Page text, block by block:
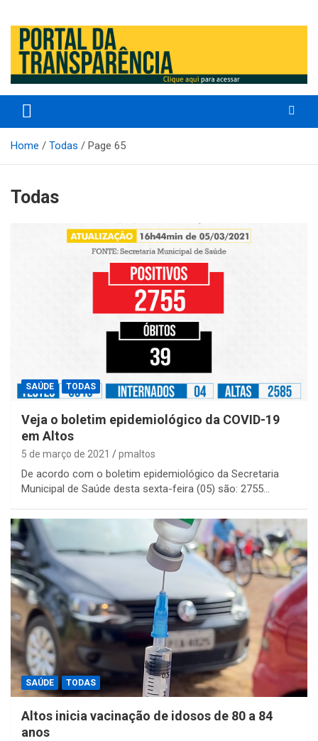
Prefeitura Municipal de Altos /
PI
Home Todas Page 65
Todas
SAÚDE TODAS
Veja o boletim epidemiológico da COVID-19
em Altos
5 de março de 2021 pmaltos
De acordo com o boletim epidemiológico da Secretaria
Municipal de Saúde desta sexta-feira (05) são: 2755…
SAÚDE TODAS
Altos inicia vacinação de idosos de 80 a 84
anos